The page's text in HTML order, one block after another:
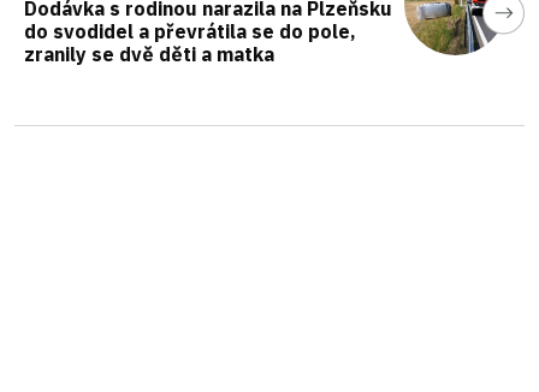
Dodávka s rodinou narazila na Plzeňsku
do svodidel a převrátila se do pole,
zranily se dvě děti a matka